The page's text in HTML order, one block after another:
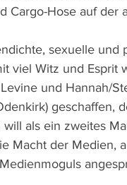
Cargo-Hose auf der
sexuelle
viel Witz und Esprit
und Hannah/
geschaffen,
als ein zweites
Macht der Medien,